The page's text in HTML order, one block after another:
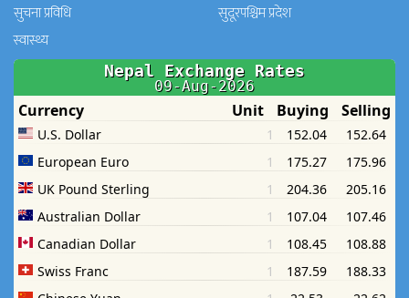
सुचना प्रविधि
सुदूरपश्चिम प्रदेश
स्वास्थ्य